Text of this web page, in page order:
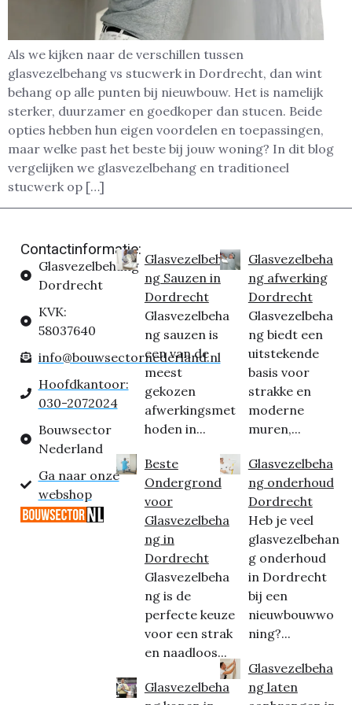
Als we kijken naar de verschillen tussen
glasvezelbehang vs stucwerk in Dordrecht, dan wint
behang op alle punten bij nieuwbouw. Het is namelijk
sterker, duurzamer en goedkoper dan stucen. Beide
opties hebben hun eigen voordelen en toepassingen,
maar welke past het beste bij jouw woning? In dit blog
vergelijken we glasvezelbehang en traditioneel
stucwerk op […]
Contactinformatie:
Glasvezelbehang
Dordrecht
KVK:
58037640
info@bouwsectornederland.nl
Hoofdkantoor:
030-2072024
Bouwsector
Nederland
Ga naar onze
webshop
Glasvezelbeha
ng Sauzen in
Dordrecht
Glasvezelbeha
ng sauzen is
een van de
meest
gekozen
afwerkingsmet
hoden in...
Beste
Ondergrond
voor
Glasvezelbeha
ng in
Dordrecht
Glasvezelbeha
ng is de
perfecte keuze
voor een strak
en naadloos...
Glasvezelbeha
Glasvezelbeha
ng afwerking
Dordrecht
Glasvezelbeha
ng biedt een
uitstekende
basis voor
strakke en
moderne
muren,...
Glasvezelbeha
ng onderhoud
Dordrecht
Heb je veel
glasvezelbehan
g onderhoud
in Dordrecht
bij een
nieuwbouwwo
ning?...
Glasvezelbeha
ng laten